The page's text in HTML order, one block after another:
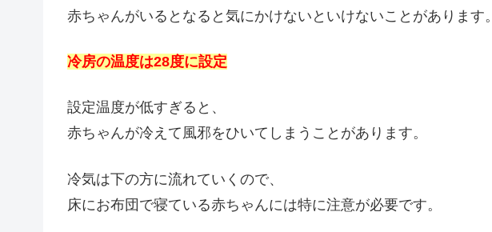
赤ちゃんがいるとなると気にかけないといけないことがあります。
冷房の温度は28度に設定
設定温度が低すぎると、
赤ちゃんが冷えて風邪をひいてしまうことがあります。
冷気は下の方に流れていくので、
床にお布団で寝ている赤ちゃんには特に注意が必要です。